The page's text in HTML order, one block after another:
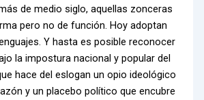
de medio siglo, aquellas zonceras
pero no de función. Hoy adoptan
Y hasta es posible reconocer
la impostura nacional y popular del
hace del eslogan un opio ideológico
y un placebo político que encubre